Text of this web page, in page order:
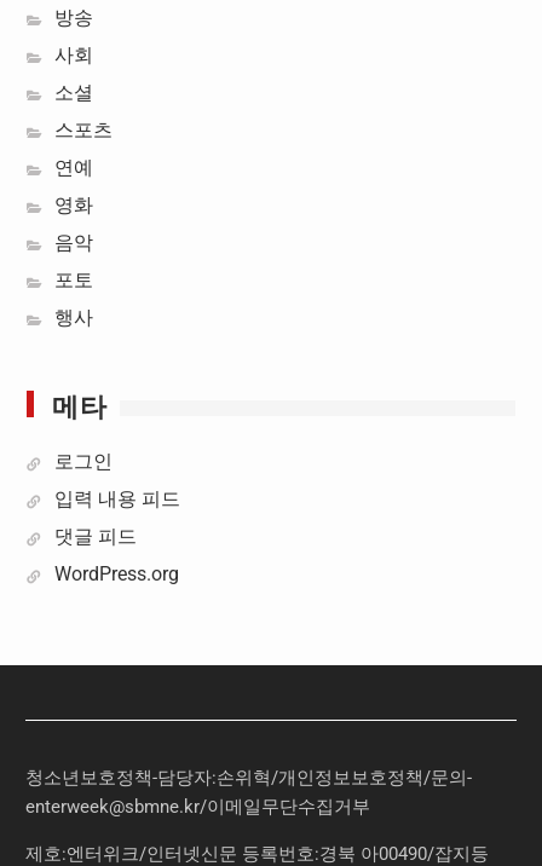
방송
사회
소셜
스포츠
연예
영화
음악
포토
행사
메타
로그인
입력 내용 피드
댓글 피드
WordPress.org
청소년보호정책-담당자:손위혁/개인정보보호정책/문의-
enterweek@sbmne.kr/이메일무단수집거부
제호:엔터위크/인터넷신문 등록번호:경북 아00490/잡지등